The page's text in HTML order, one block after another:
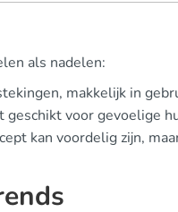
als nadelen:
makkelijk in
voor gevoelige
kan voordelig zijn,